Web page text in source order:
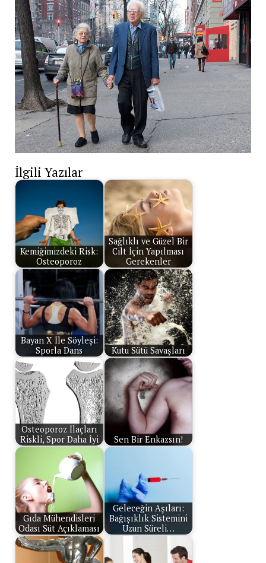
İlgili Yazılar
Kemiğimizdeki Risk:
Osteoporoz
Sağlıklı ve Güzel Bir
Cilt İçin Yapılması
Gerekenler
Bayan X İle Söyleşi:
Sporla Dans
Kutu Sütü Savaşları
Osteoporoz İlaçları
Riskli, Spor Daha İyi
Sen Bir Enkazsın!
Gıda Mühendisleri
Odası Süt Açıklaması
Geleceğin Aşıları:
Bağışıklık Sistemini
Uzun Süreli…